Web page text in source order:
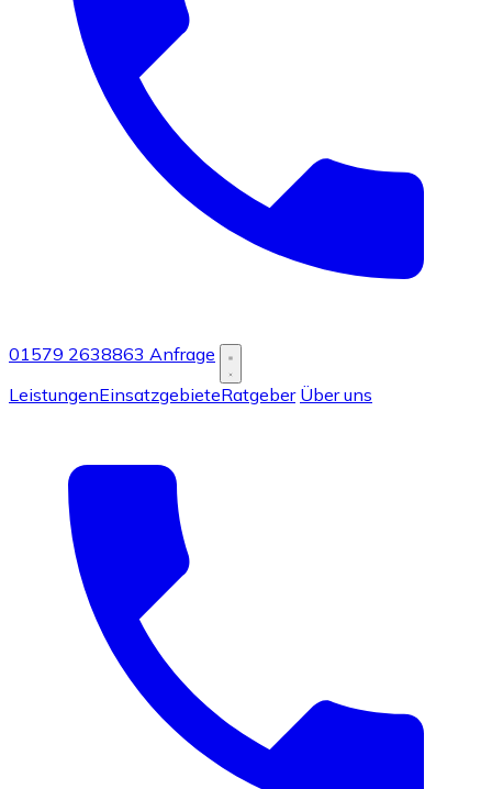
01579 2638863 Anfrage
LeistungenEinsatzgebieteRatgeber Über uns